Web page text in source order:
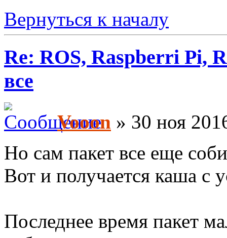
Вернуться к началу
Re: ROS, Raspberri Pi,
все
Vooon » 30 ноя
Но сам пакет все еще
Вот и получается каша с
Последнее время пакет